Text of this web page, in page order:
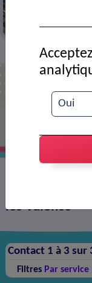
> Annuaire
lès-Valence
Contact 1 à 3 sur
Filtres Par service
Oui